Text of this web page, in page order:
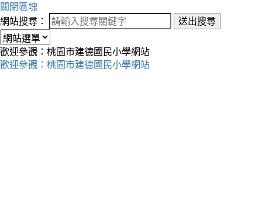
關閉區塊
網站搜尋：
送出搜尋
歡迎參觀：桃園市建德國民小學網站
歡迎參觀：桃園市建德國民小學網站